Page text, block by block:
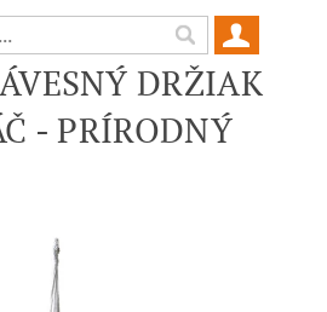
DRŽIAK
- PRÍRODNÝ